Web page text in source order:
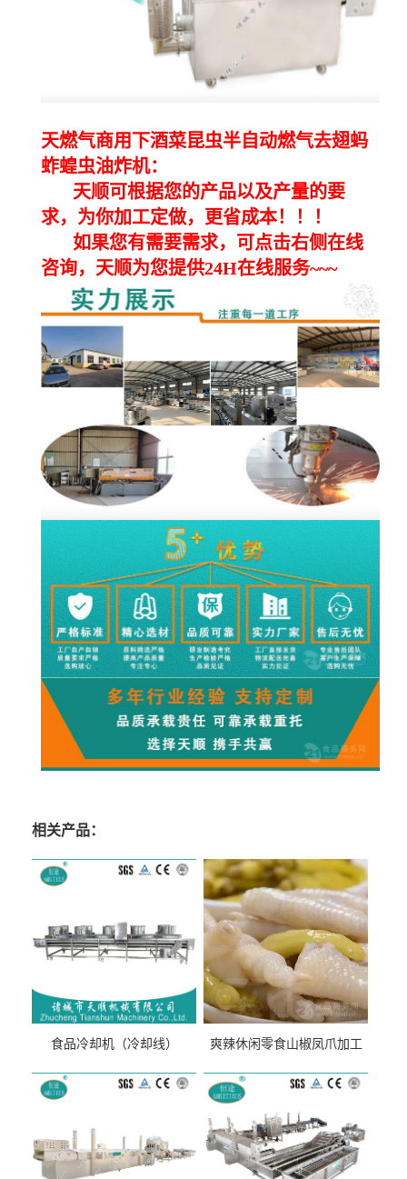
天燃气商用下酒菜昆虫半自动燃气去翅蚂
蚱蝗虫油炸机：
天顺可根据您的产品以及产量的要
求，为你加工定做，更省成本！！！
如果您有需要需求，可点击右侧在线
咨询，天顺为您提供24H在线服务~~~
相关产品：
食品冷却机（冷却线）
爽辣休闲零食山椒凤爪加工
流水线）